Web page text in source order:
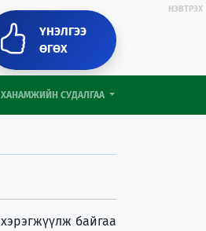
ҮНЭЛГЭЭ
ӨГӨХ
НЭВТРЭХ
ХАНАМЖИЙН СУДАЛГАА
байгаа